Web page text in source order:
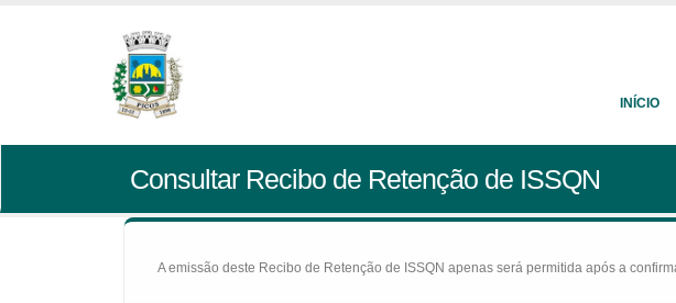
INÍCIO
Consultar Recibo de Retenção de ISSQN
A emissão deste Recibo de Retenção de ISSQN apenas será permitida após a